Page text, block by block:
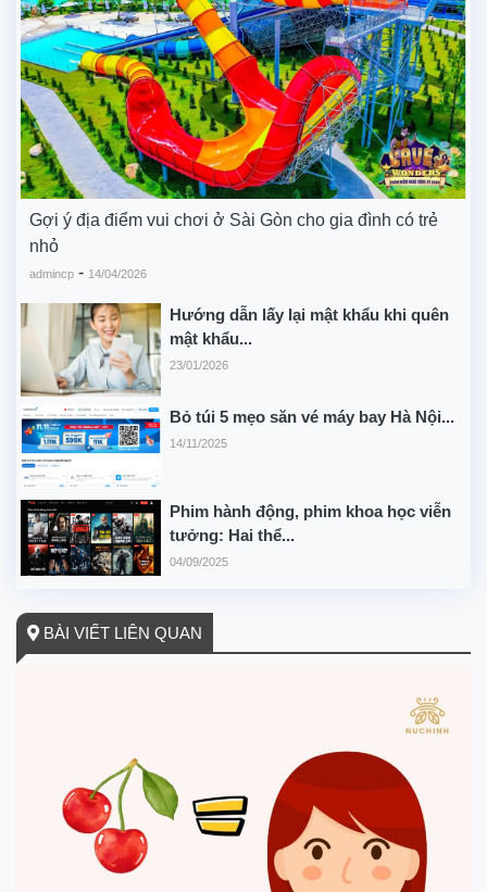
Gợi ý địa điểm vui chơi ở Sài Gòn cho gia đình có trẻ
nhỏ
admincp - 14/04/2026
Hướng dẫn lấy lại mật khẩu khi quên
mật khẩu...
23/01/2026
Bỏ túi 5 mẹo săn vé máy bay Hà Nội...
14/11/2025
Phim hành động, phim khoa học viễn
tưởng: Hai thể...
04/09/2025
BÀI VIẾT LIÊN QUAN